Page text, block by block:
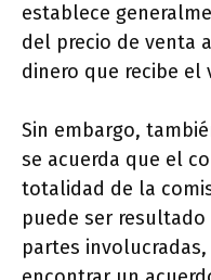
establece
del precio de venta
dinero que recibe el
Sin embargo,
se acuerda que el
totalidad de la
puede ser
partes